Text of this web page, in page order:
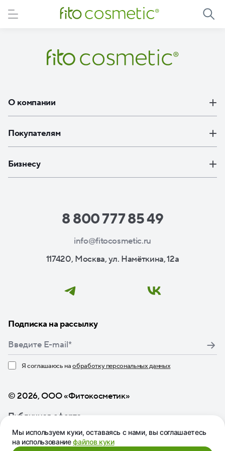
Элемент не найден
О компании
Покупателям
Бизнесу
8 800 777 85 49
info@fitocosmetic.ru
117420, Москва, ул. Намёткина, 12а
Подписка на рассылку
Я соглашаюсь наобработку персональных данных
© 2026, ООО «Фитокосметик»
Публичная оферта
Мы используем куки, оставаясь с нами, вы соглашаетесь
на использованиефайлов куки